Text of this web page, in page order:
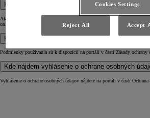
Kde si môžem skontrolovať svoje aktívne
Aktívne a neaktívne predplatné služieb sú k dispozícii v časti Moja
online.
Kde nájdem podmienky používania?
Podmienky používania sú k dispozícii na portáli v časti Zásady ochrany
Kde nájdem vyhlásenie o ochrane osobných
Vyhlásenie o ochrane osobných údajov nájdete na portáli v časti
Cookies Settings
Reject All Accept